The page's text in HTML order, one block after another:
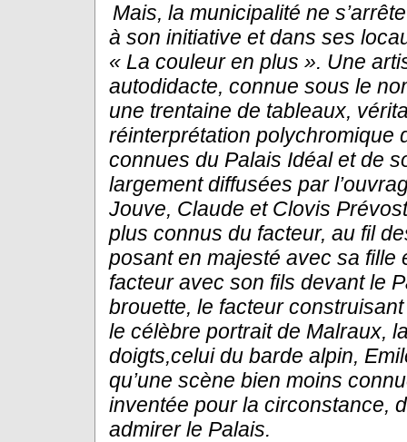
Mais, la municipalité ne
à son initiative et dans ses
« La couleur en plus ». Une
autodidacte, connue sous le
une trentaine de tableaux,
réinterprétation polychromique
connues du Palais Idéal et de
largementdiffusées par
Jouve, Claude et Clovis
plus connus du facteur, au fil
posant en majesté avec sa fille
facteur avec son fils devant le
brouette, le facteur
le célèbre portrait de Malraux,
doigts,celui du barde alpin,
qu’une scène bien moins
inventée pour la circonstance,
admirer le Palais.